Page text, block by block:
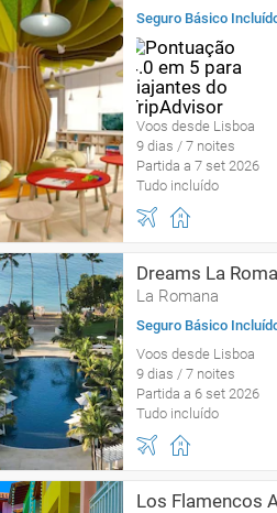
Seguro Básico
Voos desde Lisboa
9 dias / 7 noites
Partida a 7 set 2026
Tudo incluído
Dreams La
La Romana
Seguro Básico
Voos desde Lisboa
9 dias / 7 noites
Partida a 6 set 2026
Tudo incluído
Los Flamencos